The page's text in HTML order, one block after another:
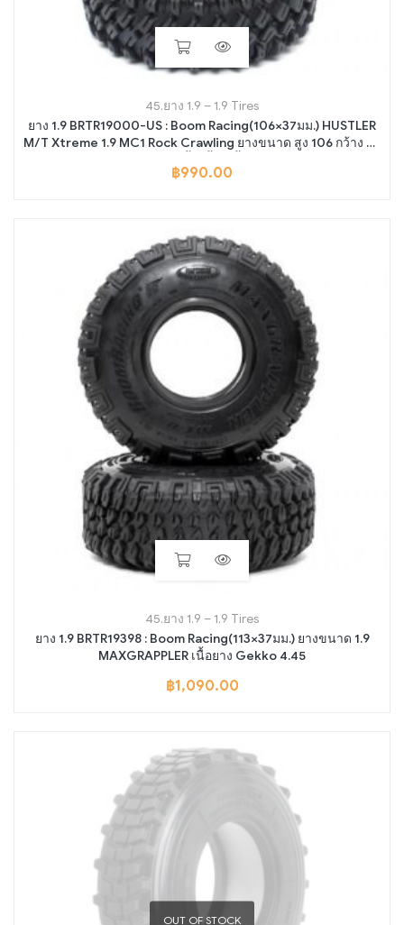
45.ยาง 1.9 – 1.9 Tires
ยาง 1.9 BRTR19000-US : Boom Racing(106×37มม.) HUSTLER
M/T Xtreme 1.9 MC1 Rock Crawling ยางขนาด สูง 106 กว้าง 37
฿990.00
45.ยาง 1.9 – 1.9 Tires
ยาง 1.9 BRTR19398 : Boom Racing(113×37มม.) ยางขนาด 1.9
MAXGRAPPLER เนื้อยาง Gekko 4.45
฿1,090.00
OUT OF STOCK